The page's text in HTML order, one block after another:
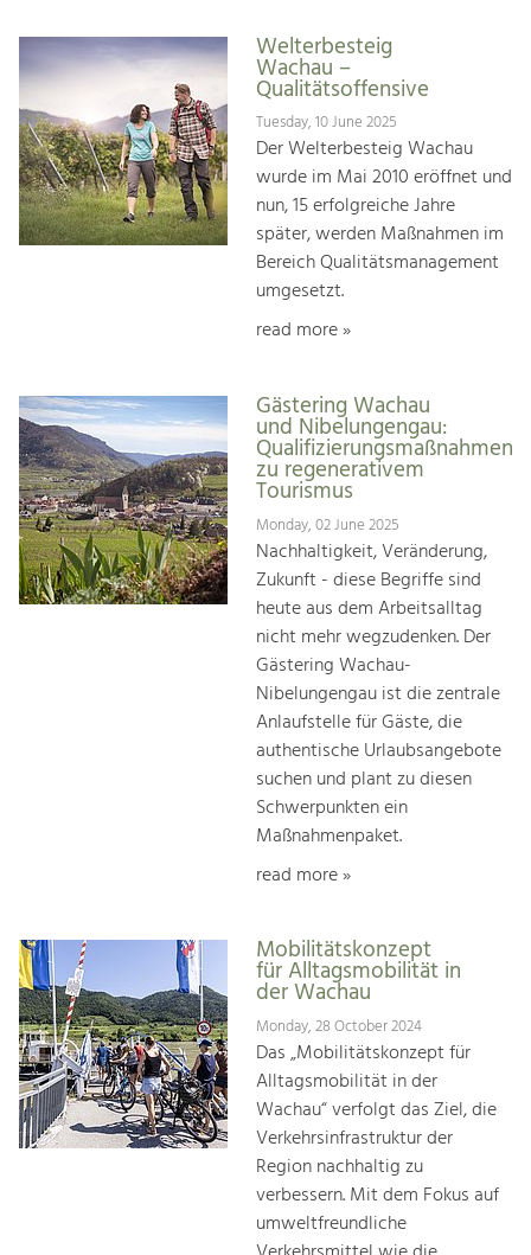
Welterbesteig
Wachau –
Qualitätsoffensive
Tuesday, 10 June 2025
Der Welterbesteig Wachau
wurde im Mai 2010 eröffnet und
nun, 15 erfolgreiche Jahre
später, werden Maßnahmen im
Bereich Qualitätsmanagement
umgesetzt.
read more »
Gästering Wachau
und Nibelungengau:
Qualifizierungsmaßnahmen
zu regenerativem
Tourismus
Monday, 02 June 2025
Nachhaltigkeit, Veränderung,
Zukunft - diese Begriffe sind
heute aus dem Arbeitsalltag
nicht mehr wegzudenken. Der
Gästering Wachau-
Nibelungengau ist die zentrale
Anlaufstelle für Gäste, die
authentische Urlaubsangebote
suchen und plant zu diesen
Schwerpunkten ein
Maßnahmenpaket.
read more »
Mobilitätskonzept
für Alltagsmobilität in
der Wachau
Monday, 28 October 2024
Das „Mobilitätskonzept für
Alltagsmobilität in der
Wachau“ verfolgt das Ziel, die
Verkehrsinfrastruktur der
Region nachhaltig zu
verbessern. Mit dem Fokus auf
umweltfreundliche